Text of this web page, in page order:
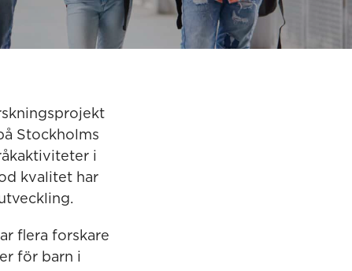
Stockholms
i
kvalitet har
flera forskare
för barn i